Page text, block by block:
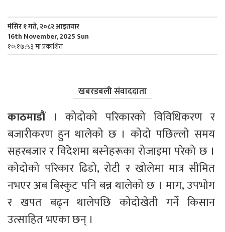
मंसिर १ गते, २०८२ आइतवार
16th November, 2025 Sun
१०:१७:५३ मा प्रकाशित
खबरडबली संवाददाता
काठमाडाैं । कोदोको परिकारको विविधिकरण र
बजारीकरण हुन थालेको छ । कोदो पछिल्लो समय
सहरबजार र विदेशमा बस्नेहरूका रोजाइमा परेको छ ।
कोदोको परिकार ढिडो, रोटी र खोलेमा मात्र सीमित
नभएर अब बिस्कुट पनि बन्न थालेको छ । माग, उपभोग
र खपत बढ्न थालेपछि कोदोखेती गर्ने किसान
उत्साहित भएका छन् ।